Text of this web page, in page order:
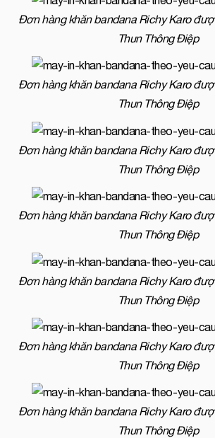
Đơn hàng khăn bandana Richy Karo
Thun Thông Điệp
Đơn hàng khăn bandana Richy Karo
Thun Thông Điệp
Đơn hàng khăn bandana Richy Karo
Thun Thông Điệp
Đơn hàng khăn bandana Richy Karo
Thun Thông Điệp
Đơn hàng khăn bandana Richy Karo
Thun Thông Điệp
Đơn hàng khăn bandana Richy Karo
Thun Thông Điệp
Đơn hàng khăn bandana Richy Karo
Thun Thông Điệp